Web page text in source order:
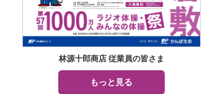
林源十郎商店 従業員の皆さま
もっと見る